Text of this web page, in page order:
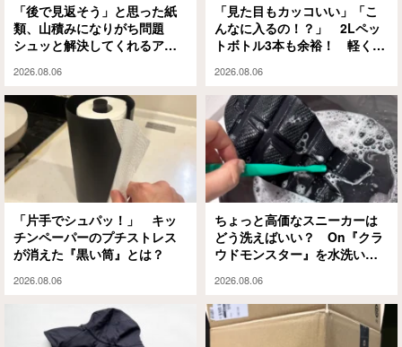
「後で見返そう」と思った紙
類、山積みになりがち問題
シュッと解決してくれるアイ
2026.08.06
「見た目もカッコいい」「こ
んなに入るの！？」 2Lペッ
トボトル3本も余裕！ 軽くて
ッグが大正解
2026.08.06
「片手でシュパッ！」 キッ
チンペーパーのプチストレス
が消えた『黒い筒』とは？
2026.08.06
ちょっと高価なスニーカーは
どう洗えばいい？ On『クラ
ウドモンスター』を水洗いと
と…
2026.08.06